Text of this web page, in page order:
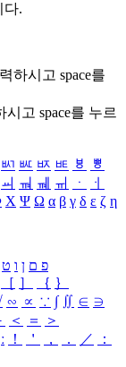
다.
하시고 space를
시고 space를 누르
ㅴ ㅵ ㅶ ㅷ ㅸ
ㅹ
ㆉ ㆊ ㆋ ㆌ ㆍ
ㆎ
Χ Ψ Ω α β γ δ ε ζ η
פ ם ן ו ט
［ ］ ｛ ｝
∽ ∝ ∵ ∫ ∬ ∈ ∋
＜ ＝
＞
ː ！ ＇ ， ． ／
：